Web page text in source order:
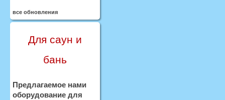
все обновления
Для саун и
бань
Предлагаемое нами
оборудование для